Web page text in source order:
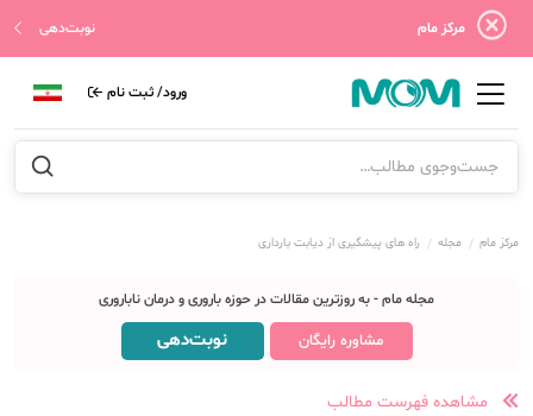
مرکز مام نوبت‌دهی
ورود/ ثبت نام
مرکز مام مجله راه های پیشگیری از دیابت بارداری
مجله مام - به روزترین مقالات در حوزه باروری و درمان ناباروری
مشاوره رایگان نوبت‌دهی
مشاهده فهرست مطالب